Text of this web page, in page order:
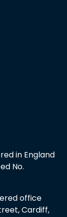
in England
No.
office
Cardiff,